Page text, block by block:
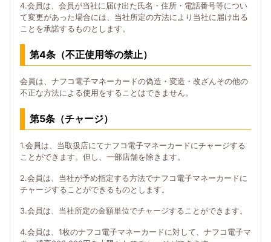
4.会員は、会員が当社に届け出た氏名・住所・電話番号等につい
て変更があった場合には、当社所定の方法により当社に届け出る
ことを承諾するものとします。
第4条（不正使用等の禁止）
会員は、ナフコ電子マネーカードの偽造・変造・改ざんその他の
不正な方法による使用をすることはできません。
第5条（チャージ）
1.会員は、当取扱店にてナフコ電子マネーカードにチャージする
ことができます。但し、一部店舗を除きます。
2.会員は、当社が予め指定する方法でナフコ電子マネーカードに
チャージすることができるものとします。
3.会員は、当社所定の金額単位でチャージすることができます。
4.会員は、1枚のナフコ電子マネーカードに対して、ナフコ電子マ